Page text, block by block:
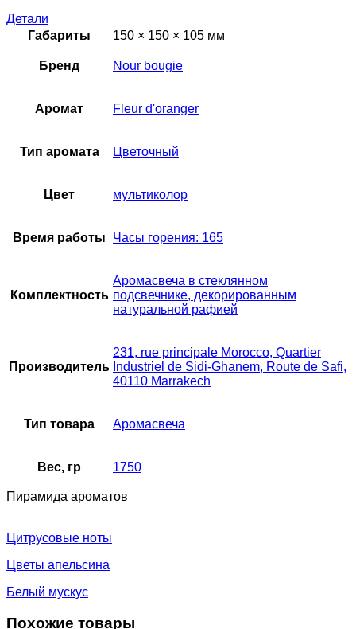
Детали
Габариты
150 × 150 × 105 мм
Бренд Nour bougie
Аромат Fleur d'oranger
Тип аромата Цветочный
Цвет мультиколор
Время работы Часы горения: 165
Комплектность
Аромасвеча в стеклянном
подсвечнике, декорированным
натуральной рафией
Производитель
231, rue principale Morocco, Quartier
Industriel de Sidi-Ghanem, Route de Safi,
40110 Marrakech
Тип товара Аромасвеча
Вес, гр 1750
Пирамида ароматов
Цитрусовые ноты
Цветы апельсина
Белый мускус
Похожие товары